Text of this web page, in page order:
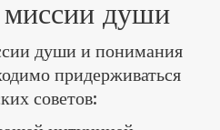
души
души и понимания
придерживаться
советов: